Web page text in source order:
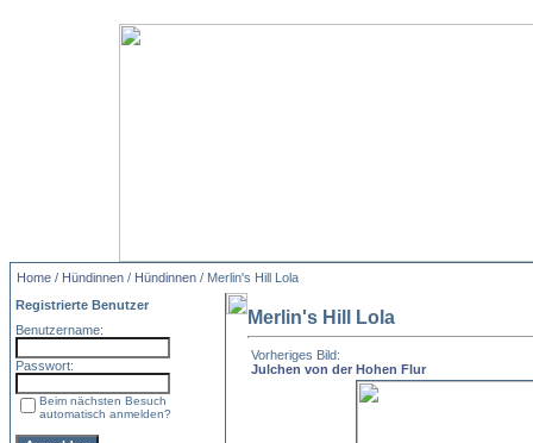
Home / Hündinnen / Hündinnen / Merlin's Hill Lola
Registrierte Benutzer
Benutzername:
Passwort:
Beim nächsten Besuch
automatisch anmelden?
Merlin's Hill Lola
Vorheriges Bild:
Julchen von der Hohen Flur